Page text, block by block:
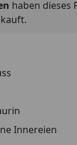
haben dieses
Innereien